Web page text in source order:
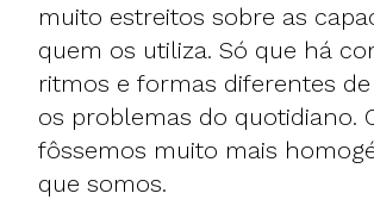
muito estreitos sobre as
quem os utiliza. Só que há
ritmos e formas diferentes
os problemas do quotidiano.
fôssemos muito mais
que somos.